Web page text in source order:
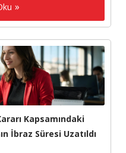
Kapsamındaki
İbraz Süresi Uzatıldı